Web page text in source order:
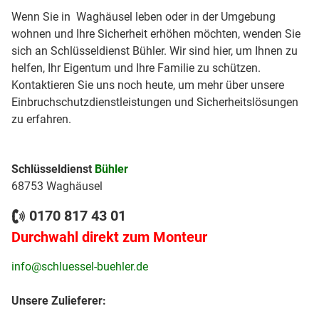
Wenn Sie in Waghäusel leben oder in der Umgebung
wohnen und Ihre Sicherheit erhöhen möchten, wenden Sie
sich an Schlüsseldienst Bühler. Wir sind hier, um Ihnen zu
helfen, Ihr Eigentum und Ihre Familie zu schützen.
Kontaktieren Sie uns noch heute, um mehr über unsere
Einbruchschutzdienstleistungen und Sicherheitslösungen
zu erfahren.
Schlüsseldienst Bühler
68753 Waghäusel
0170 817 43 01
Durchwahl direkt zum Monteur
info@schluessel-buehler.de
Unsere Zulieferer: